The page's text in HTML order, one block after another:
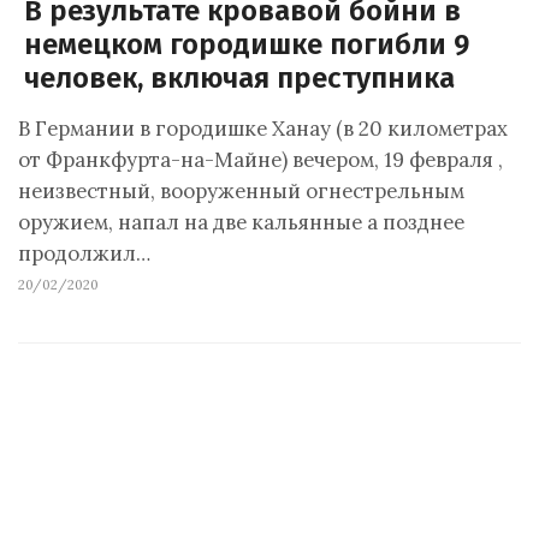
В результате кровавой бойни в
немецком городишке погибли 9
человек, включая преступника
В Германии в городишке Ханау (в 20 километрах
от Франкфурта-на-Майне) вечером, 19 февраля ,
неизвестный, вооруженный огнестрельным
оружием, напал на две кальянные а позднее
продолжил…
20/02/2020